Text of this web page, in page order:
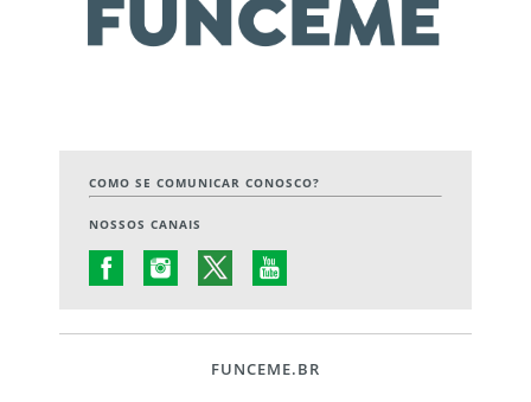
COMO SE COMUNICAR CONOSCO?
NOSSOS CANAIS
FUNCEME.BR